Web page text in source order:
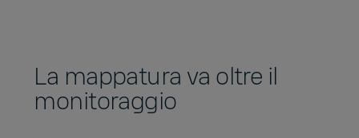
La mappatura va oltre il
monitoraggio